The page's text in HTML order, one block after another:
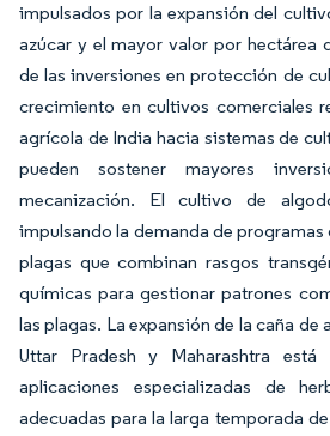
impulsados por la expansión del
azúcar y el mayor valor por hectárea
de las inversiones en protección de
crecimiento en cultivos comerciales
agrícola de India hacia sistemas de
pueden sostener mayores
mecanización. El cultivo de
impulsando la demanda de
plagas que combinan rasgos
químicas para gestionar patrones
las plagas. La expansión de la caña de
Uttar Pradesh y Maharashtra está
aplicaciones especializadas de
adecuadas para la larga temporada